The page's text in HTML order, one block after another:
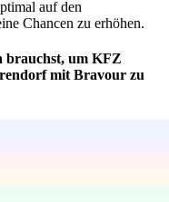
auf den
Chancen zu erhöhen.
brauchst, um KFZ
mit Bravour zu